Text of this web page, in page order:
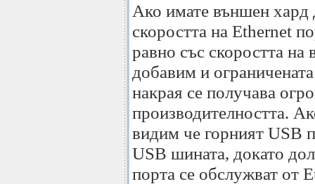
Ако имате външен хард
скоростта на Ethernet
равно със скоростта
добавим и
накрая се получава
производителността.
видим че горният USB
USB шината, докато
порта се обслужват от